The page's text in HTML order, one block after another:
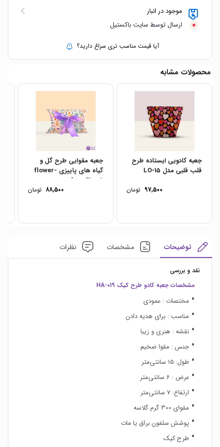
موجود در انبار
ارسال توسط سایت باکستیل
آیا قیمت مناسب تری سراغ دارید؟
محصولات مشابه
جعبه کادویی ایستاده طرح
قلب قلبی مدل LO-15
97,500 تومان
جعبه مقوایی طرح گل و
گیاه های پاییزی flower-
box-FL-08
88,500 تومان
توضیحات مشخصات نظرات
نقد و بررسی
مشخصات جعبه کادو طرح کیک HA-019
مختصات : عمودی
مناسب : برای هدیه دادن
نقشه : هنری و زیبا
جنس : مقوا ضخیم
طول: 15 سانتی‌متر
عرض : 6 سانتی‌متر
ارتفاع: 7 سانتی‌متر
مقوای 300 گرم گلاسه
پوشش سلفون براق یا مات
طرح:کیک